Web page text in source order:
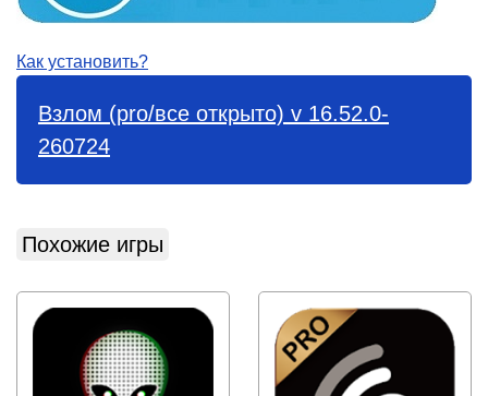
Как установить?
Взлом (pro/все открыто) v 16.52.0-
260724
Похожие игры